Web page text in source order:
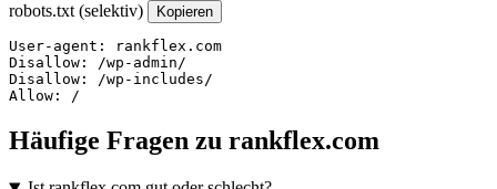
robots.txt (selektiv) Kopieren
User-agent: rankflex.com
Disallow: /wp-admin/
Disallow: /wp-includes/
Allow: /
Häufige Fragen zu rankflex.com